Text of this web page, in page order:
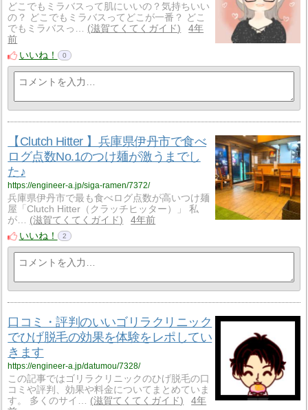
どこでもミラバスって肌にいいの？気持ちいい
の？ どこでもミラバスってどこが一番？ どこ
でもミラバスっ…
滋賀てくてくガイド
4年
前
いいね！
0
【Clutch Hitter 】兵庫県伊丹市で食べ
ログ点数No.1のつけ麺が激うまでし
た♪
https://engineer-a.jp/siga-ramen/7372/
兵庫県伊丹市で最も食べログ点数が高いつけ麺
屋「Clutch Hitter（クラッチヒッター）」 私
が…
滋賀てくてくガイド
4年前
いいね！
2
口コミ・評判のいいゴリラクリニック
でひげ脱毛の効果を体験をレポしてい
きます
https://engineer-a.jp/datumou/7328/
この記事ではゴリラクリニックのひげ脱毛の口
コミや評判、効果や料金についてまとめていま
す。 多くのサイ…
滋賀てくてくガイド
4年